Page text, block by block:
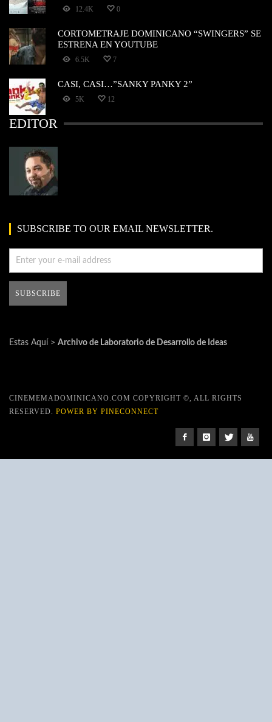
12.4K 0
CORTOMETRAJE DOMINICANO “SWINGERS” SE
ESTRENA EN YOUTUBE
6.5K 7
CASI, CASI…”SANKY PANKY 2”
5K 12
EDITOR
SUBSCRIBE TO OUR EMAIL NEWSLETTER.
Estas Aquí > Archivo de Laboratorio de Desarrollo de Ideas
CINEMEMADOMINICANO.COM COPYRIGHT ©, ALL RIGHTS
RESERVED. POWER BY PINECONNECT